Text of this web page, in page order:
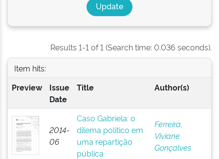
Results 1-1 of 1 (Search time: 0.036 seconds).
Item hits:
Preview
Issue
Date
Title Author(s)
2014-
06
Caso Gabriela: o
dilema político em
uma repartição
pública
Ferreira,
Viviane
Gonçalves